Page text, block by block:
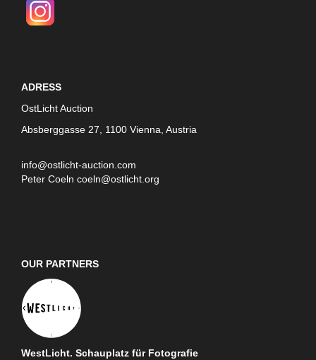
ADRESS
OstLicht Auction
Absberggasse 27, 1100 Vienna, Austria
info@ostlicht-auction.com
Peter Coeln coeln@ostlicht.org
OUR PARTNERS
WestLicht. Schauplatz für Fotografie